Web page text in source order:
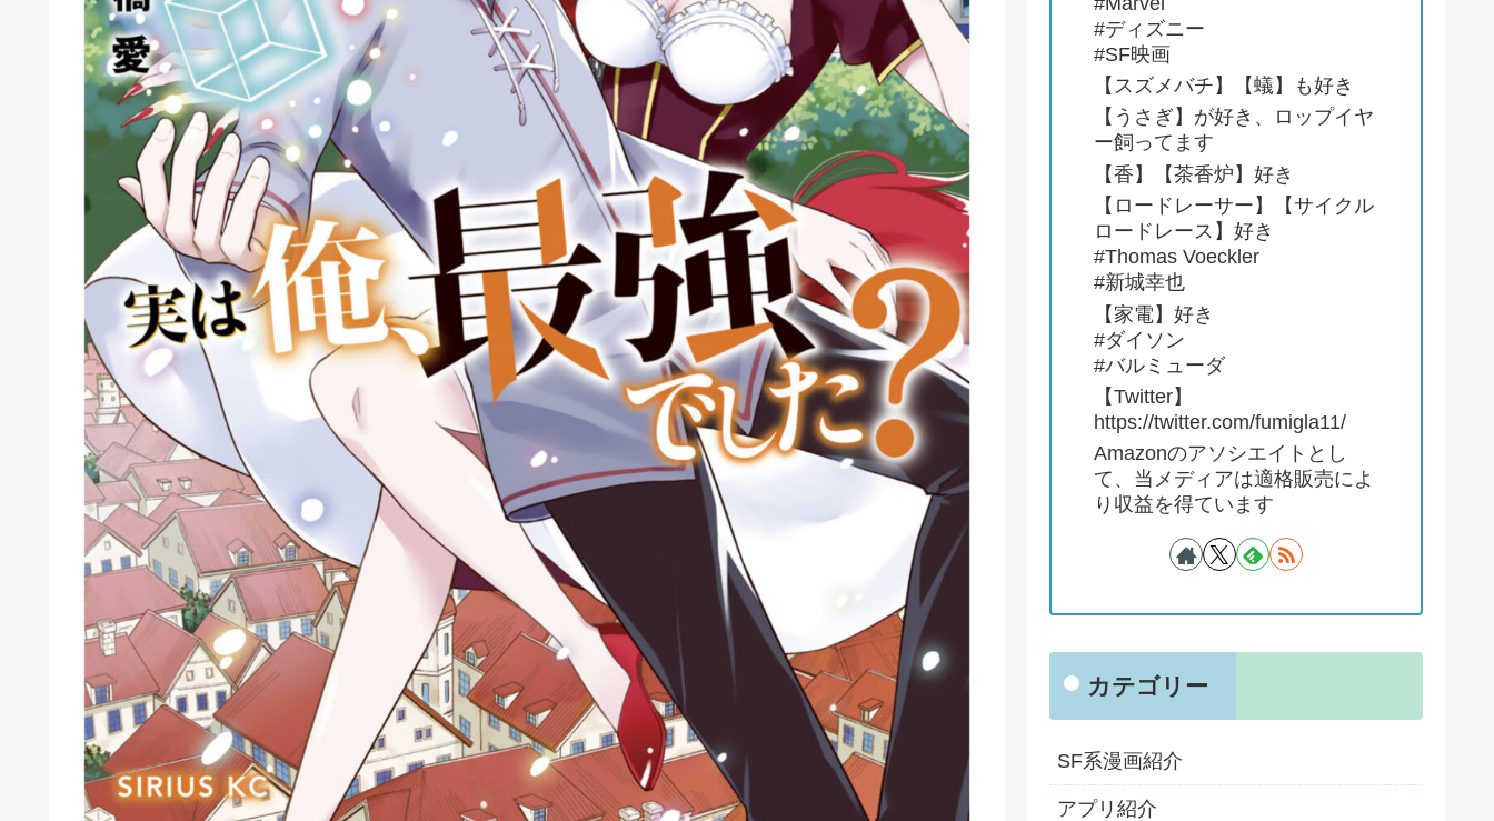
#ディズニー
#SF映画
【スズメバチ】【蟻】も好き
【うさぎ】が好き、ロップイヤ
ー飼ってます
【香】【茶香炉】好き
【ロードレーサー】【サイクル
ロードレース】好き
#Thomas Voeckler
#新城幸也
【家電】好き
#ダイソン
#バルミューダ
【Twitter】
https://twitter.com/fumigla11/
Amazonのアソシエイトとし
て、当メディアは適格販売によ
り収益を得ています
カテゴリー
SF系漫画紹介
アプリ紹介